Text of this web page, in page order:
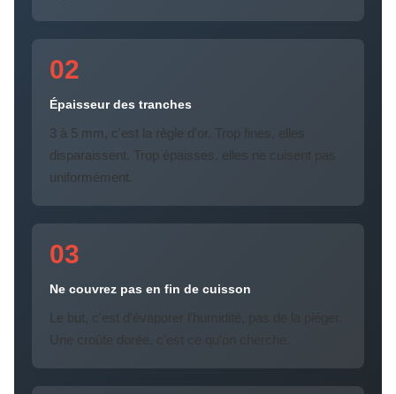
02
Épaisseur des tranches
3 à 5 mm, c'est la règle d'or. Trop fines, elles
disparaissent. Trop épaisses, elles ne cuisent pas
uniformément.
03
Ne couvrez pas en fin de cuisson
Le but, c'est d'évaporer l'humidité, pas de la piéger.
Une croûte dorée, c'est ce qu'on cherche.